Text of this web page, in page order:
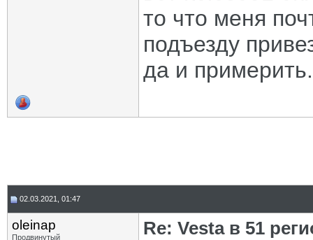
то что меня
подъезду
да и примерить.
02.03.2021, 01:47
oleinap
Продвинутый Re: Vesta в 51